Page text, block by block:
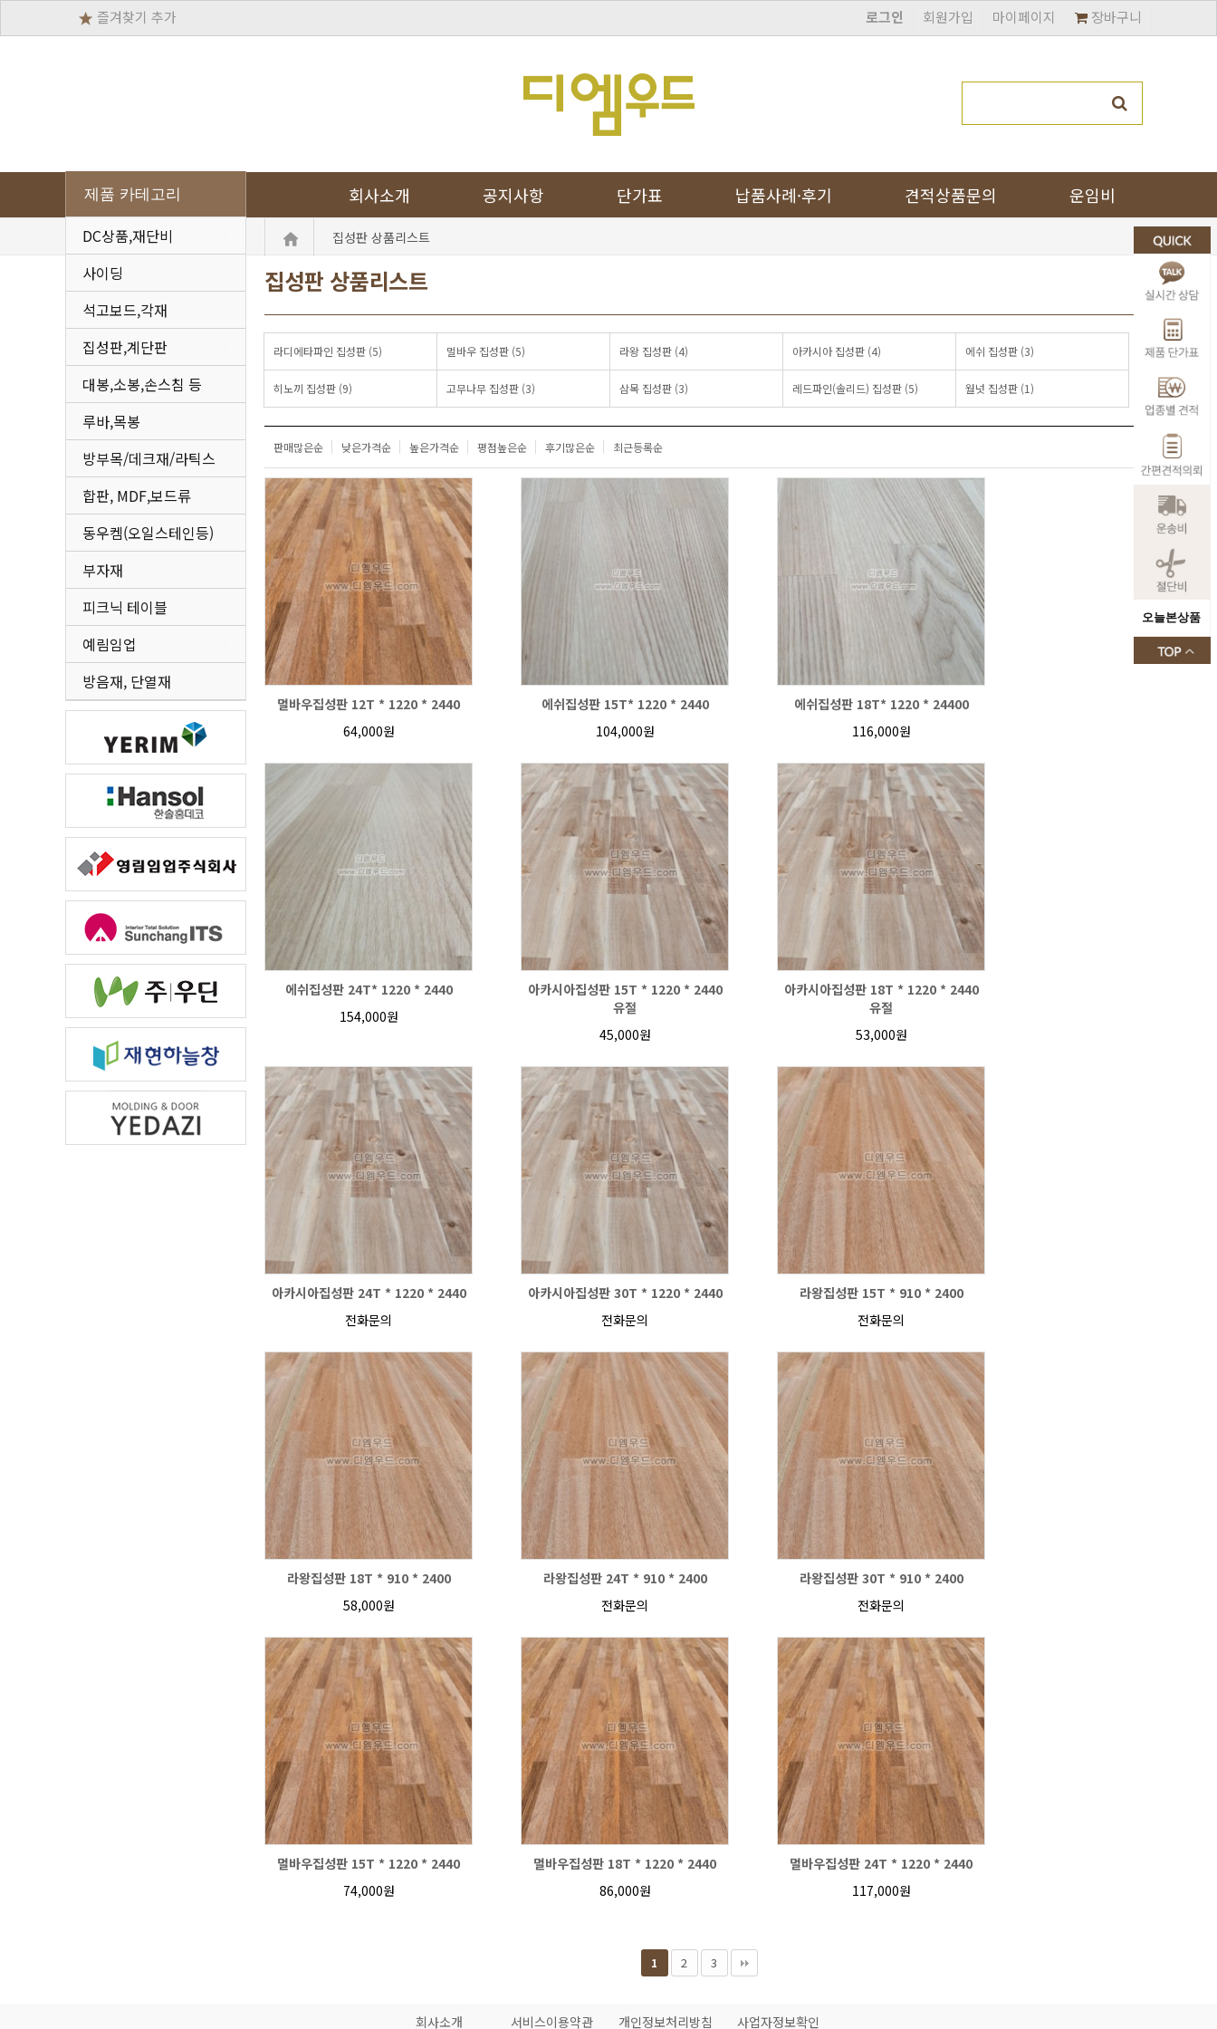
즐겨찾기 추가 장바구니
마이페이지
회원가입
로그인
운임비
견적상품문의
납품사례·후기
단가표
공지사항
회사소개
오늘본상품
집성판 상품리스트
집성판 상품리스트
제품 카테고리
DC상품,재단비
사이딩
석고보드,각재
집성판,계단판
대봉,소봉,손스침 등
루바,목봉
방부목/데크재/라틱스
합판, MDF,보드류
동우켐(오일스테인등)
부자재
피크닉 테이블
예림임업
방음재, 단열재
라디에타파인 집성판 (5) 멀바우 집성판 (5) 라왕 집성판 (4) 아카시아 집성판 (4) 에쉬 집성판 (3)
히노끼 집성판 (9) 고무나무 집성판 (3) 삼목 집성판 (3) 레드파인(솔리드) 집성판 (5) 월넛 집성판 (1)
판매많은순 낮은가격순 높은가격순 평점높은순 후기많은순 최근등록순
멀바우집성판 12T * 1220 * 2440
64,000원
에쉬집성판 15T* 1220 * 2440
104,000원
에쉬집성판 18T* 1220 * 24400
116,000원
에쉬집성판 24T* 1220 * 2440
154,000원
아카시아집성판 15T * 1220 * 2440
유절
45,000원
아카시아집성판 18T * 1220 * 2440
유절
53,000원
아카시아집성판 24T * 1220 * 2440
전화문의
아카시아집성판 30T * 1220 * 2440
전화문의
라왕집성판 15T * 910 * 2400
전화문의
라왕집성판 18T * 910 * 2400
58,000원
라왕집성판 24T * 910 * 2400
전화문의
라왕집성판 30T * 910 * 2400
전화문의
멀바우집성판 15T * 1220 * 2440
74,000원
멀바우집성판 18T * 1220 * 2440
86,000원
멀바우집성판 24T * 1220 * 2440
117,000원
1 2 3
회사소개 서비스이용약관 개인정보처리방침 사업자정보확인